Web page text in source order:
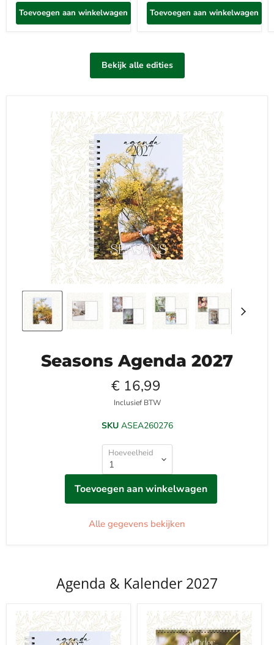
Toevoegen aan winkelwagen Toevoegen aan winkelwagen
Bekijk alle edities
Seasons Agenda 2027
€ 16,99
Inclusief BTW
SKU ASEA260276
Hoeveelheid
Toevoegen aan winkelwagen
Alle gegevens bekijken
Agenda & Kalender 2027